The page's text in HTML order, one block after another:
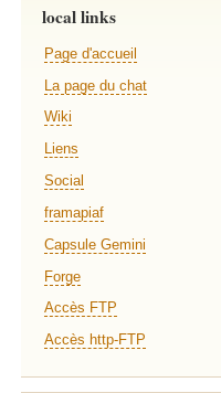
local links
Page d'accueil
La page du chat
Wiki
Liens
Social
framapiaf
Capsule Gemini
Forge
Accès FTP
Accès http-FTP